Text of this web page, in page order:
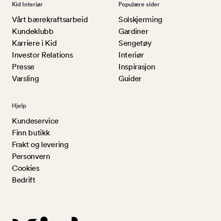
Kid Interiør
Vårt bærekraftsarbeid
Kundeklubb
Karriere i Kid
Investor Relations
Presse
Varsling
Populære sider
Solskjerming
Gardiner
Sengetøy
Interiør
Inspirasjon
Guider
Hjelp
Kundeservice
Finn butikk
Frakt og levering
Personvern
Cookies
Bedrift